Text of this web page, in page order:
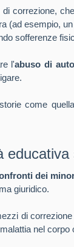
di correzione,
(ad esempio,
sofferenze
l'abuso di
come
dei
giuridico.
di
nel corpo